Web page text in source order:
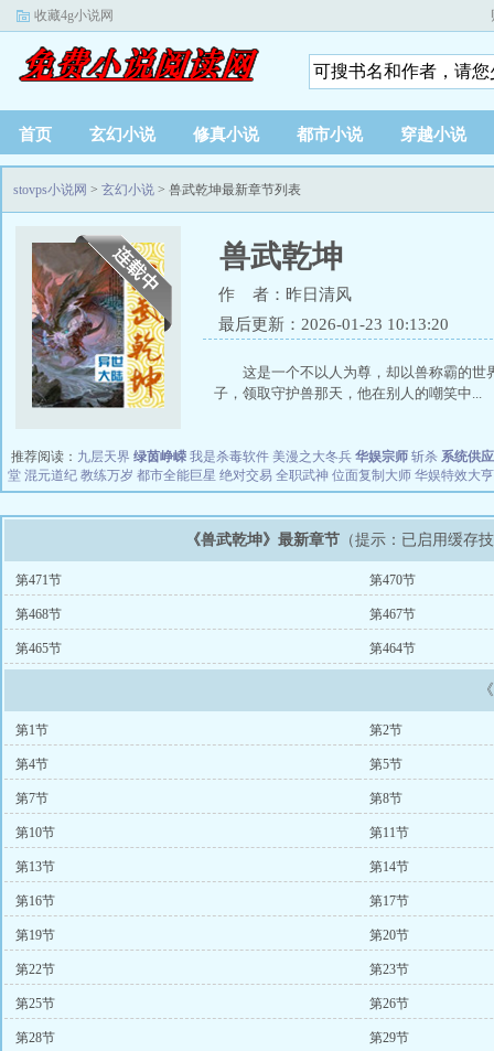
收藏4g小说网
首页 玄幻小说 修真小说 都市小说 穿越小说
stovps小说网 > 玄幻小说 > 兽武乾坤最新章节列表
兽武乾坤
作 者：昨日清风
最后更新：2026-01-23 10:13:20
这是一个不以人为尊，却以兽称霸的
子，领取守护兽那天，他在别人的嘲笑中...
推荐阅读： 九层天界 绿茵峥嵘 我是杀毒软件 美漫之大冬兵 华娱宗师 斩杀 系统供
堂 混元道纪 教练万岁 都市全能巨星 绝对交易 全职武神 位面复制大师 华娱特效大亨
《兽武乾坤》最新章节 （提示：已启用缓存
第471节 第470节
第468节 第467节
第465节 第464节
第1节 第2节
第4节 第5节
第7节 第8节
第10节 第11节
第13节 第14节
第16节 第17节
第19节 第20节
第22节 第23节
第25节 第26节
第28节 第29节